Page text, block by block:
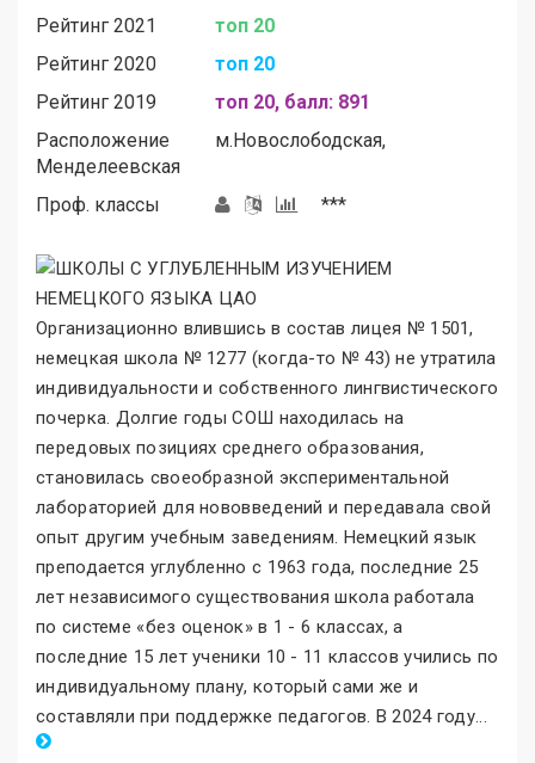
Рейтинг 2021
топ 20
Рейтинг 2020
топ 20
Рейтинг 2019
топ 20, балл: 891
Расположение
м.Новослободская,
Менделеевская
Проф. классы
***
Организационно влившись в состав лицея № 1501,
немецкая школа № 1277 (когда-то № 43) не утратила
индивидуальности и собственного лингвистического
почерка. Долгие годы СОШ находилась на
передовых позициях среднего образования,
становилась своеобразной экспериментальной
лабораторией для нововведений и передавала свой
опыт другим учебным заведениям. Немецкий язык
преподается углубленно с 1963 года, последние 25
лет независимого существования школа работала
по системе «без оценок»в 1 - 6 классах, а
последние 15 лет ученики 10 - 11 классов учились по
индивидуальному плану, который сами же и
составляли при поддержке педагогов. В 2024 году...